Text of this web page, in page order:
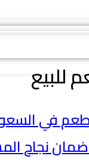
للبيع
في